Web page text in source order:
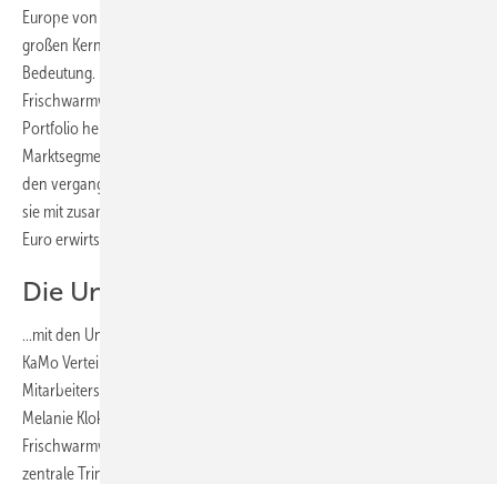
Europe von Uponor. „Das Thema Trinkwasserhygiene, eine der
großen Kernkompetenzen von Uponor, gewinnt immer mehr an
Bedeutung. Insbesondere die zentrale und dezentrale
Frischwarmwassertechnik beider Unternehmen ergänzt unser
Portfolio hervorragend, gerade im Hinblick auf das für uns wichtige
Marktsegment Wohnungsbau.“ Die akquirierten Unternehmen sind in
den vergangenen Jahren jeweils zweistellig gewachsen. 2014 haben
sie mit zusammen 119 Mitarbeitern einen Gesamtumsatz von 32,8 Mio.
Euro erwirtschaftet.
Die Unternehmensgruppe KaMo...
...mit den Unternehmen KaMo Frischwarmwassersysteme GmbH und
KaMo Verteilersysteme GmbH soll mit dem bestehenden
Mitarbeiterstamm in Ehingen (Donau) von den Geschäftsführern
Melanie Kloker und Michael Schmohl fortgeführt werden. KaMo
Frischwarmwassersysteme entwickelt und vertreibt Systeme für die
zentrale Trinkwassererwärmung und dezentrale Wohnungsstationen.